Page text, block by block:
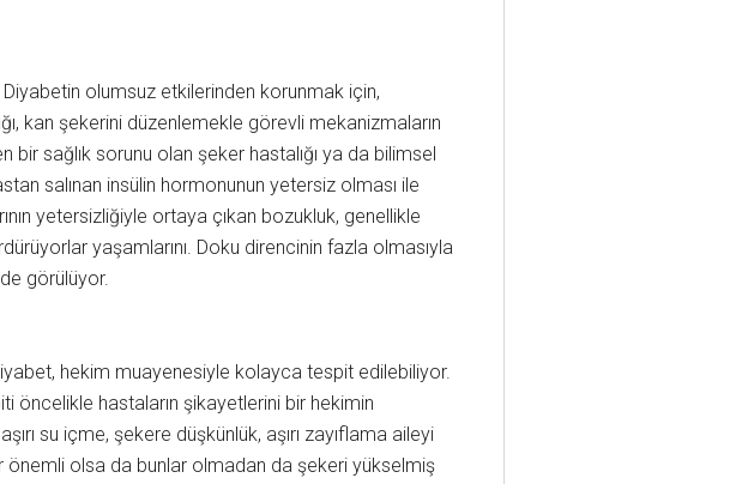
Diyabetin olumsuz etkilerinden korunmak için,
kan şekerini düzenlemekle görevli mekanizmaların
bir sağlık sorunu olan şeker hastalığı ya da bilimsel
salınan insülin hormonunun yetersiz olması ile
yetersizliğiyle ortaya çıkan bozukluk, genellikle
yaşamlarını. Doku direncinin fazla olmasıyla
görülüyor.
hekim muayenesiyle kolayca tespit edilebiliyor.
öncelikle hastaların şikayetlerini bir hekimin
su içme, şekere düşkünlük, aşırı zayıflama aileyi
önemli olsa da bunlar olmadan da şekeri yükselmiş